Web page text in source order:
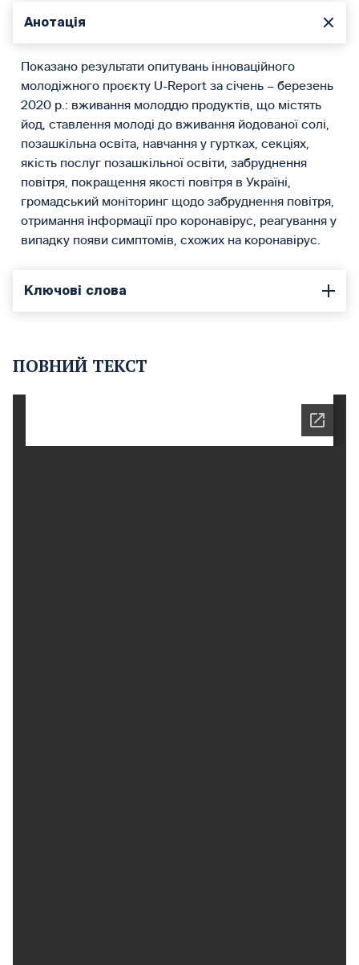
Анотація
Показано результати опитувань інноваційного
молодіжного проєкту U-Report за січень – березень
2020 р.: вживання молоддю продуктів, що містять
йод, ставлення молоді до вживання йодованої солі,
позашкільна освіта, навчання у гуртках, секціях,
якість послуг позашкільної освіти, забруднення
повітря, покращення якості повітря в Україні,
громадський моніторинг щодо забруднення повітря,
отримання інформації про коронавірус, реагування у
випадку появи симптомів, схожих на коронавірус.
Ключові слова
ПОВНИЙ ТЕКСТ